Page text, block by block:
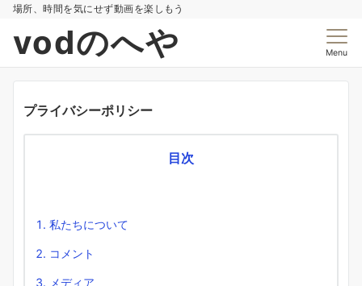
場所、時間を気にせず動画を楽しもう
vodのへや Menu
プライバシーポリシー
目次
私たちについて
コメント
メディア